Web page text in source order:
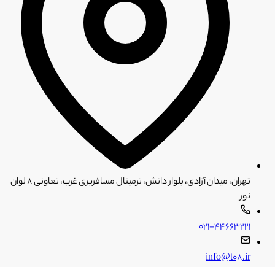
تهران، میدان آزادی، بلوار دانش، ترمینال مسافربری غرب، تعاونی ۸ لوان
نور
۰۲۱-۴۴۶۶۳۲۲۱
info@t08.ir